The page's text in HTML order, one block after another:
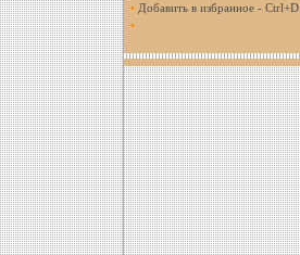
• Добавить в избранное - Ctrl+D
•